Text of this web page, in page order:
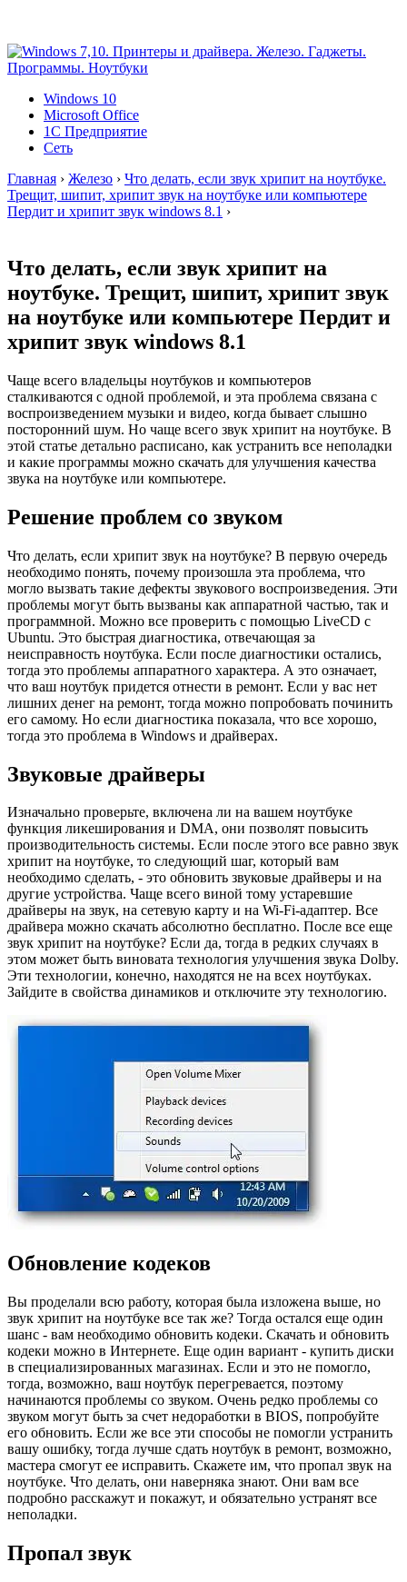
Windows 10
Microsoft Office
1C Предприятие
Сеть
Главная › Железо › Что делать, если звук хрипит на ноутбуке.
Трещит, шипит, хрипит звук на ноутбуке или компьютере
Пердит и хрипит звук windows 8.1 ›
Что делать, если звук хрипит на
ноутбуке. Трещит, шипит, хрипит звук
на ноутбуке или компьютере Пердит и
хрипит звук windows 8.1
Чаще всего владельцы ноутбуков и компьютеров
сталкиваются с одной проблемой, и эта проблема связана с
воспроизведением музыки и видео, когда бывает слышно
посторонний шум. Но чаще всего звук хрипит на ноутбуке. В
этой статье детально расписано, как устранить все неполадки
и какие программы можно скачать для улучшения качества
звука на ноутбуке или компьютере.
Решение проблем со звуком
Что делать, если хрипит звук на ноутбуке? В первую очередь
необходимо понять, почему произошла эта проблема, что
могло вызвать такие дефекты звукового воспроизведения. Эти
проблемы могут быть вызваны как аппаратной частью, так и
программной. Можно все проверить с помощью LiveCD c
Ubuntu. Это быстрая диагностика, отвечающая за
неисправность ноутбука. Если после диагностики остались,
тогда это проблемы аппаратного характера. А это означает,
что ваш ноутбук придется отнести в ремонт. Если у вас нет
лишних денег на ремонт, тогда можно попробовать починить
его самому. Но если диагностика показала, что все хорошо,
тогда это проблема в Windows и драйверах.
Звуковые драйверы
Изначально проверьте, включена ли на вашем ноутбуке
функция ликеширования и DMA, они позволят повысить
производительность системы. Если после этого все равно звук
хрипит на ноутбуке, то следующий шаг, который вам
необходимо сделать, - это обновить звуковые драйверы и на
другие устройства. Чаще всего виной тому устаревшие
драйверы на звук, на сетевую карту и на Wi-Fi-адаптер. Все
драйвера можно скачать абсолютно бесплатно. После все еще
звук хрипит на ноутбуке? Если да, тогда в редких случаях в
этом может быть виновата технология улучшения звука Dolby.
Эти технологии, конечно, находятся не на всех ноутбуках.
Зайдите в свойства динамиков и отключите эту технологию.
Обновление кодеков
Вы проделали всю работу, которая была изложена выше, но
звук хрипит на ноутбуке все так же? Тогда остался еще один
шанс - вам необходимо обновить кодеки. Скачать и обновить
кодеки можно в Интернете. Еще один вариант - купить диски
в специализированных магазинах. Если и это не помогло,
тогда, возможно, ваш ноутбук перегревается, поэтому
начинаются проблемы со звуком. Очень редко проблемы со
звуком могут быть за счет недоработки в BIOS, попробуйте
его обновить. Если же все эти способы не помогли устранить
вашу ошибку, тогда лучше сдать ноутбук в ремонт, возможно,
мастера смогут ее исправить. Скажете им, что пропал звук на
ноутбуке. Что делать, они наверняка знают. Они вам все
подробно расскажут и покажут, и обязательно устранят все
неполадки.
Пропал звук